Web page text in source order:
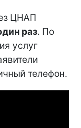
ЦНАП
раз. По
услуг
телефон.